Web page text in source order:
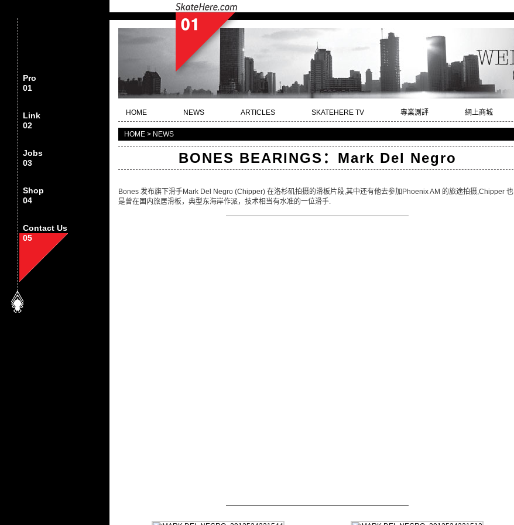
Pro
01
Link
02
Jobs
03
Shop
04
Contact Us
05
HOME NEWS ARTICLES SKATEHERE TV 專業測評 網上商城
HOME > NEWS
BONES BEARINGS：Mark Del Negro
Bones 发布旗下滑手Mark Del Negro (Chipper) 在洛杉矶拍摄的滑板片段,其中还有他去参加Phoenix AM 的旅途拍摄,Chipper 也
是曾在国内旅居滑板，典型东海岸作派，技术相当有水准的一位滑手.
——————————————————————————
——————————————————————————